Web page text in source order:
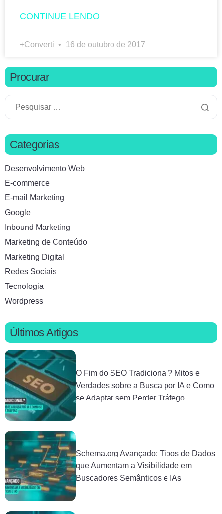
CONTINUE LENDO
+Converti 16 de outubro de 2017
Procurar
Categorias
Desenvolvimento Web
E-commerce
E-mail Marketing
Google
Inbound Marketing
Marketing de Conteúdo
Marketing Digital
Redes Sociais
Tecnologia
Wordpress
Últimos Artigos
O Fim do SEO Tradicional? Mitos e
Verdades sobre a Busca por IA e Como
se Adaptar sem Perder Tráfego
Schema.org Avançado: Tipos de Dados
que Aumentam a Visibilidade em
Buscadores Semânticos e IAs